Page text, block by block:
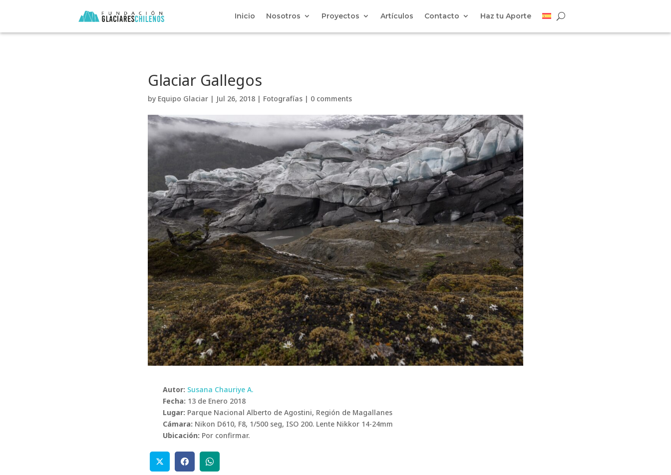
Inicio Nosotros Proyectos Artículos Contacto Haz tu Aporte
Glaciar Gallegos
by Equipo Glaciar| Jul 26, 2018| Fotografías| 0 comments
Autor: Susana Chauriye A.
Fecha: 13 de Enero 2018
Lugar: Parque Nacional Alberto de Agostini, Región de Magallanes
Cámara: Nikon D610, F8, 1/500 seg, ISO 200. Lente Nikkor 14-24mm
Ubicación: Por confirmar.